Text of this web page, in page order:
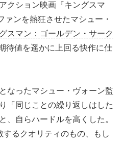
クション映画『キングスマ
ァンを熱狂させたマシュー・
スマン：ゴールデン・サーク
待値を遥かに上回る快作に仕
なったマシュー・ヴォーン監
「同じことの繰り返しはした
、自らハードルを高くした。
するクオリティのもの、もし